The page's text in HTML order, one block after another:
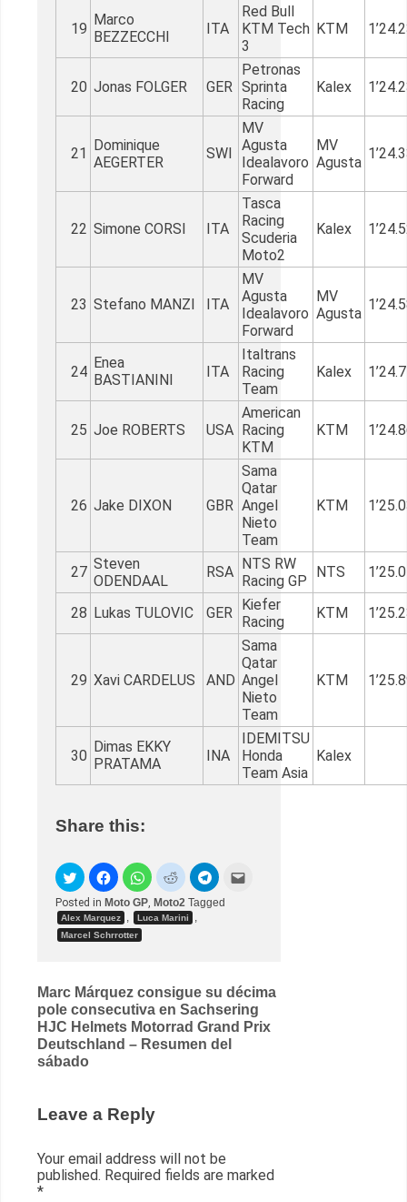
19
Marco
BEZZECCHI
ITA
Red Bull
KTM Tech
3
KTM
20 Jonas FOLGER GER
Petronas
Sprinta
Racing
Kalex
21 Dominique
AEGERTER
SWI
MV
Agusta
Idealavoro
Forward
MV
Agusta
22 Simone CORSI ITA
Tasca
Racing
Scuderia
Moto2
Kalex
23 Stefano MANZI ITA
MV
Agusta
Idealavoro
Forward
MV
Agusta
24
Enea
BASTIANINI
ITA
Italtrans
Racing
Team
Kalex
25 Joe ROBERTS USA
American
Racing
KTM
KTM
26 Jake DIXON GBR
Sama
Qatar
Angel
Nieto
Team
KTM
27 Steven
ODENDAAL
RSA NTS RW
Racing GP
NTS
28 Lukas TULOVIC GER Kiefer
Racing
KTM
29 Xavi CARDELUS AND
Sama
Qatar
Angel
Nieto
Team
KTM
30
Dimas EKKY
PRATAMA
INA
IDEMITSU
Honda
Team Asia
Kalex
Share this:
Posted in Moto GP Moto2 Tagged
Alex Marquez Luca Marini
Marcel Schrrotter
Post
navigation
Marc Márquez consigue su décima
pole consecutiva en Sachsering
HJC Helmets Motorrad Grand Prix
Deutschland – Resumen del
sábado
Leave a Reply
Your email address will not be
published. Required fields are marked
*